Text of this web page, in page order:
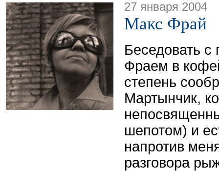
27 января 2004
Макс Фрай
Беседовать
Фраем в
степень
Мартынчик,
шепотом) и
напротив
разговора